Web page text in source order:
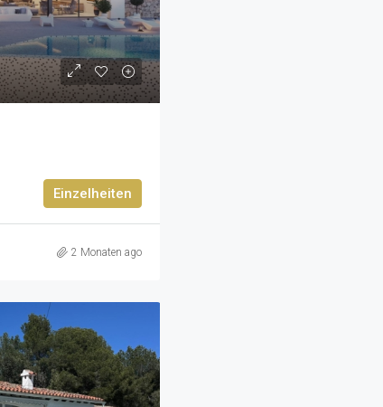
Einzelheiten
2 Monaten ago